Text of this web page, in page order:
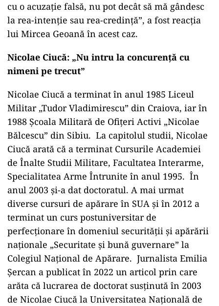
cu o acuzație falsă, nu pot decât să mă gândesc
la rea-intenție sau rea-credință”, a fost reacția
lui Mircea Geoană în acest caz.
Nicolae Ciucă: „Nu intru la concurență cu
nimeni pe trecut”
Nicolae Ciucă a terminat în anul 1985 Liceul
Militar „Tudor Vladimirescu” din Craiova, iar în
1988 Școala Militară de Ofițeri Activi „Nicolae
Bălcescu” din Sibiu. La capitolul studii, Nicolae
Ciucă arată că a terminat Cursurile Academiei
de Înalte Studii Militare, Facultatea Interarme,
Specialitatea Arme Întrunite în anul 1995. În
anul 2003 și-a dat doctoratul. A mai urmat
diverse cursuri de apărare în SUA și în 2012 a
terminat un curs postuniversitar de
perfecționare în domeniul securității și apărării
naționale „Securitate și bună guvernare” la
Colegiul Național de Apărare. Jurnalista Emilia
Șercan a publicat în 2022 un articol prin care
arăta că lucrarea de doctorat susținută în 2003
de Nicolae Ciucă la Universitatea Națională de